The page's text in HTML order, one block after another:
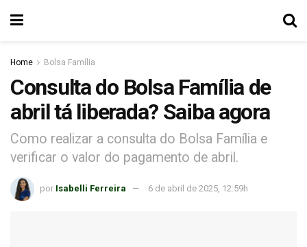
Home Bolsa Família
Consulta do Bolsa Família de
abril tá liberada? Saiba agora
Como realizar a consulta do Bolsa Família e
verificar o valor do pagamento de abril.
por Isabelli Ferreira 6 de abril de 2025, 12:59h